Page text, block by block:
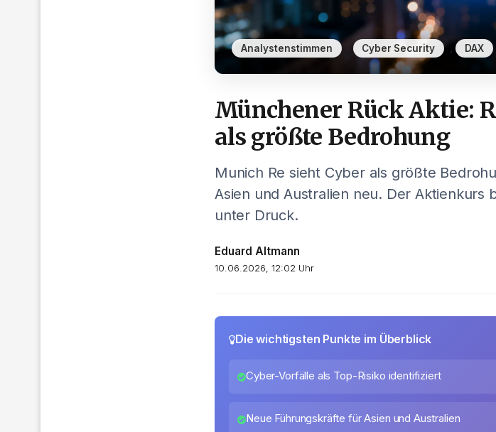
Analystenstimmen Cyber Security , DAX
Münchener Rück Aktie:
als größte Bedrohung
Munich Re sieht Cyber als größte
Asien und Australien neu. Der
unter Druck.
Eduard Altmann
10.06.2026, 12:02 Uhr
Die wichtigsten Punkte im Überblick
Cyber-Vorfälle als Top-Risiko identifiziert
Neue Führungskräfte für Asien und Australien